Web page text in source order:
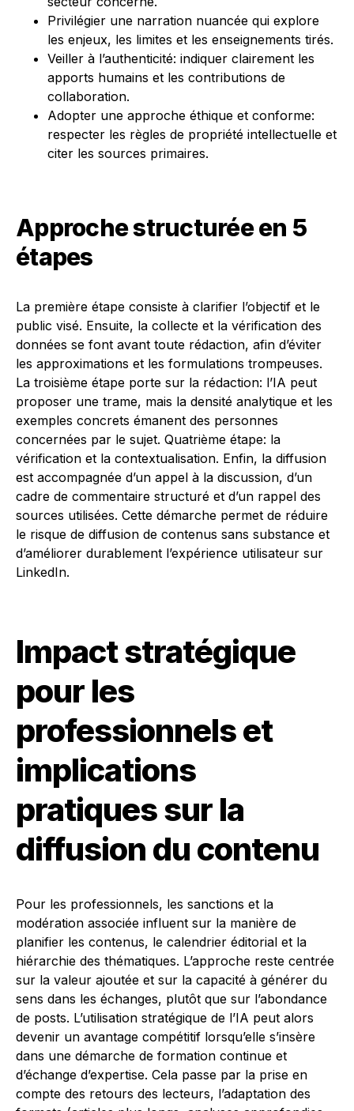
Privilégier une narration nuancée qui explore
les enjeux, les limites et les enseignements tirés.
Veiller à l’authenticité: indiquer clairement les
apports humains et les contributions de
collaboration.
Adopter une approche éthique et conforme:
respecter les règles de propriété intellectuelle et
citer les sources primaires.
Approche structurée en 5
étapes
La première étape consiste à clarifier l’objectif et le
public visé. Ensuite, la collecte et la vérification des
données se font avant toute rédaction, afin d’éviter
les approximations et les formulations trompeuses.
La troisième étape porte sur la rédaction: l’IA peut
proposer une trame, mais la densité analytique et les
exemples concrets émanent des personnes
concernées par le sujet. Quatrième étape: la
vérification et la contextualisation. Enfin, la diffusion
est accompagnée d’un appel à la discussion, d’un
cadre de commentaire structuré et d’un rappel des
sources utilisées. Cette démarche permet de réduire
le risque de diffusion de contenus sans substance et
d’améliorer durablement l’expérience utilisateur sur
LinkedIn.
Impact stratégique
pour les
professionnels et
implications
pratiques sur la
diffusion du contenu
Pour les professionnels, les sanctions et la
modération associée influent sur la manière de
planifier les contenus, le calendrier éditorial et la
hiérarchie des thématiques. L’approche reste centrée
sur la valeur ajoutée et sur la capacité à générer du
sens dans les échanges, plutôt que sur l’abondance
de posts. L’utilisation stratégique de l’IA peut alors
devenir un avantage compétitif lorsqu’elle s’insère
dans une démarche de formation continue et
d’échange d’expertise. Cela passe par la prise en
compte des retours des lecteurs, l’adaptation des